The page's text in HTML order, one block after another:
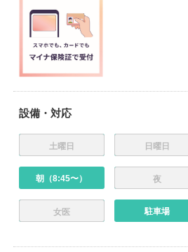
設備・対応
土曜日 日曜日
朝（8:45〜） 夜
女医 駐車場